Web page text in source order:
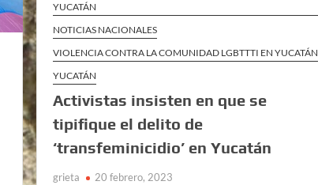
YUCATÁN
NOTICIAS NACIONALES
VIOLENCIA CONTRA LA COMUNIDAD LGBTTTI EN YUCATÁN
YUCATÁN
Activistas insisten en que se
tipifique el delito de
‘transfeminicidio’ en Yucatán
grieta 20 febrero, 2023